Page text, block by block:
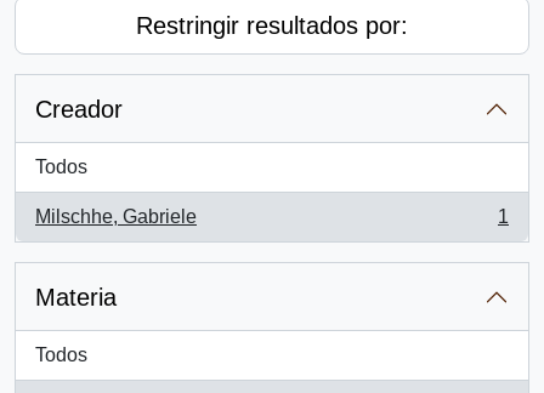
Restringir resultados por:
Creador
Todos
Milschhe, Gabriele
, 1 resultados
1
Materia
Todos